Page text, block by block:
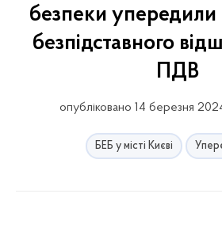
безпеки упередили
безпідставного
ПДВ
опубліковано 14 березня
БЕБ у місті Києві